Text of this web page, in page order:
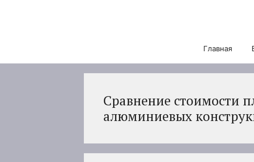
Главная
Сравнение стоимости
алюминиевых